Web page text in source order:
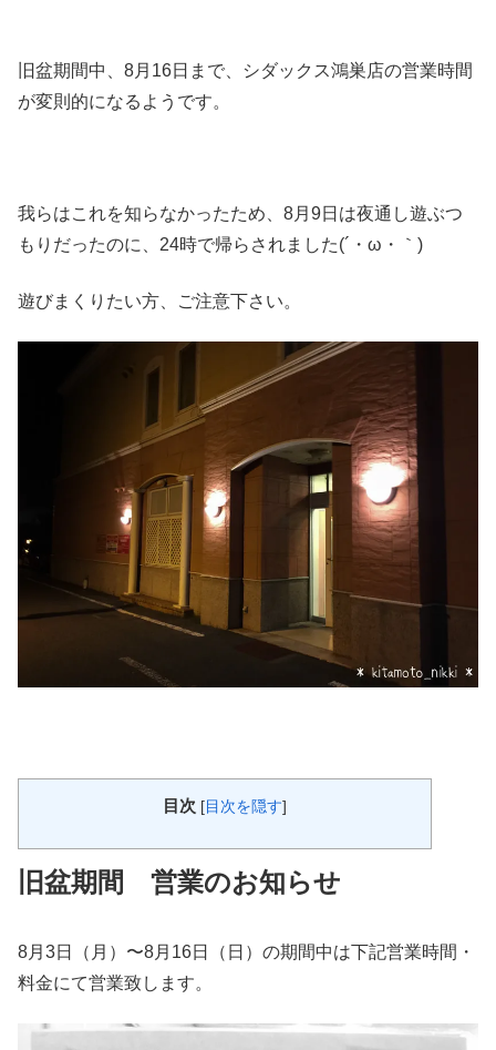
旧盆期間中、8月16日まで、シダックス鴻巣店の営業時間
が変則的になるようです。
我らはこれを知らなかったため、8月9日は夜通し遊ぶつ
もりだったのに、24時で帰らされました(´・ω・｀)
遊びまくりたい方、ご注意下さい。
目次 [目次を隠す]
旧盆期間 営業のお知らせ
8月3日（月）〜8月16日（日）の期間中は下記営業時間・
料金にて営業致します。